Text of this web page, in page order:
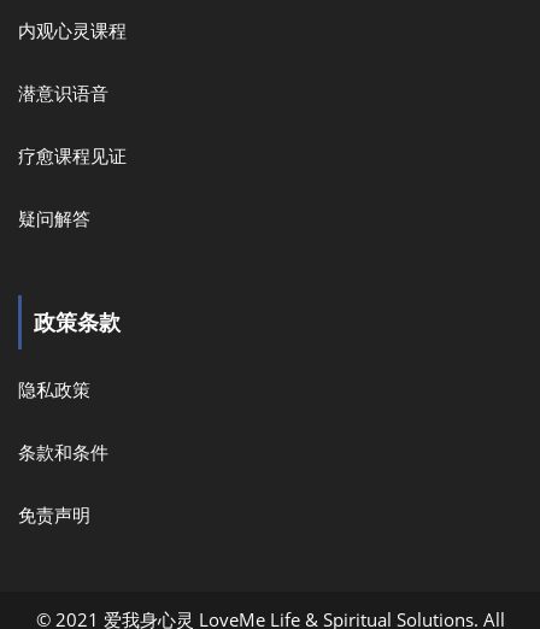
内观心灵课程
潜意识语音
疗愈课程见证
疑问解答
政策条款
隐私政策
条款和条件
免责声明
© 2021 爱我身心灵 LoveMe Life & Spiritual Solutions. All